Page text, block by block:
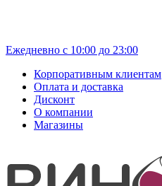
Ежедневно с 10:00 до 23:00
Корпоративным клиентам
Оплата и доставка
Дисконт
О компании
Магазины